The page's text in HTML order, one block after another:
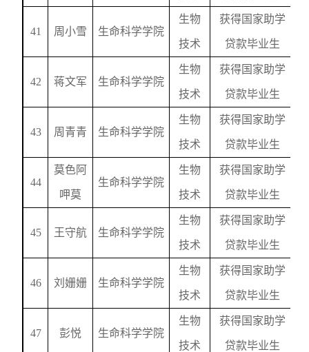
41 周小雪 生命科学学院
生物
技术
获得国家助学
贷款毕业生
42 蒋文军 生命科学学院
生物
技术
获得国家助学
贷款毕业生
43 周青青 生命科学学院
生物
技术
获得国家助学
贷款毕业生
44
莫色阿
呷莫
生命科学学院
生物
技术
获得国家助学
贷款毕业生
45 王守航 生命科学学院
生物
技术
获得国家助学
贷款毕业生
46 刘姗姗 生命科学学院
生物
技术
获得国家助学
贷款毕业生
47 彭悦 生命科学学院
生物
技术
获得国家助学
贷款毕业生